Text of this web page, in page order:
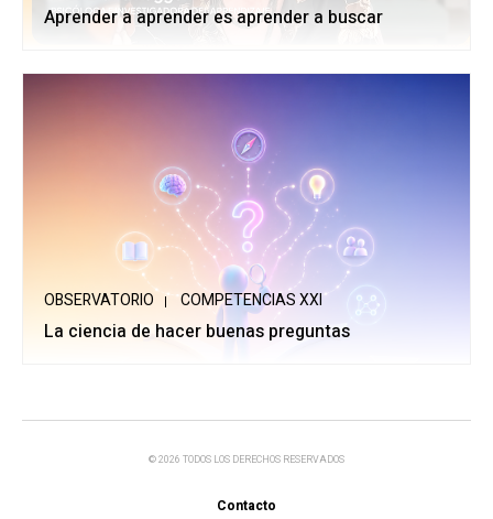
Aprender a aprender es aprender a buscar
OBSERVATORIO COMPETENCIAS XXI
La ciencia de hacer buenas preguntas
© 2026 TODOS LOS DERECHOS RESERVADOS
Contacto